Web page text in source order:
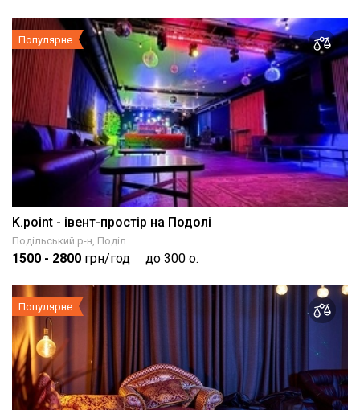
Популярне
K.point - івент-простір на Подолі
Подільський р-н, Поділ
1500 - 2800 грн/год до 300 о.
Популярне